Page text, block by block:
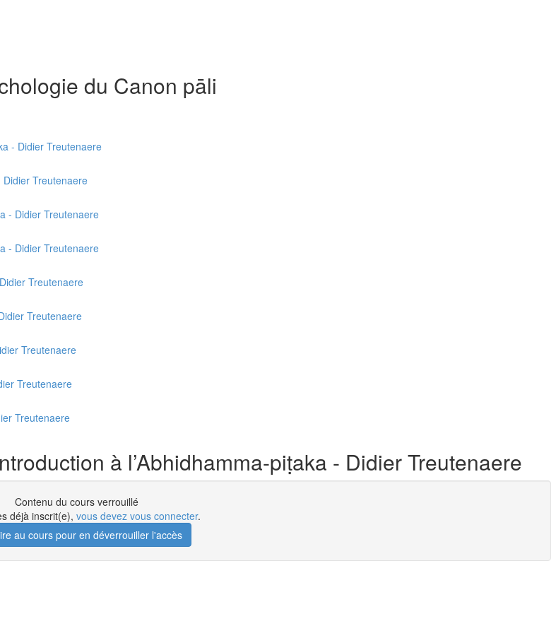
du Canon pāli
- Didier Treutenaere
Treutenaere
- Didier Treutenaere
- Didier Treutenaere
Treutenaere
Treutenaere
Treutenaere
Treutenaere
Treutenaere
à l’Abhidhamma-piṭaka - Didier Treutenaere
Contenu du cours verrouillé
déjà inscrit(e), vous devez vous connecter.
au cours pour en déverrouiller l'accès